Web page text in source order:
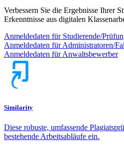
Verbessern Sie die Ergebnisse Ihrer
Erkenntnisse aus digitalen
Anmeldedaten für Studierende/
Anmeldedaten für Administratoren/
Anmeldedaten für Anwaltsbewerber
Similarity
Diese robuste, umfassende
bestehende Arbeitsabläufe ein.